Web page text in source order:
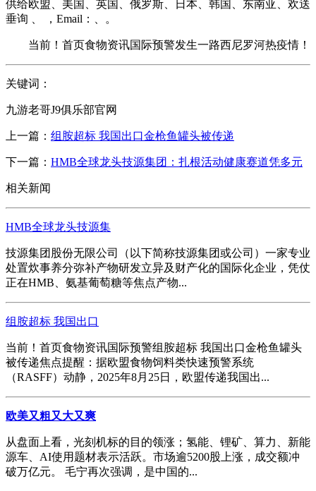
供给欧盟、美国、英国、俄罗斯、日本、韩国、东南亚、欢送
垂询 、 ，Email：、。
当前！首页食物资讯国际预警发生一路西尼罗河热疫情！
关键词：
九游老哥J9俱乐部官网
上一篇： 组胺超标 我国出口金枪鱼罐头被传递
下一篇： HMB全球龙头技源集团：扎根活动健康赛道凭多元
相关新闻
HMB全球龙头技源集
技源集团股份无限公司（以下简称技源集团或公司）一家专业
处置炊事养分弥补产物研发立异及财产化的国际化企业，凭仗
正在HMB、氨基葡萄糖等焦点产物...
组胺超标 我国出口
当前！首页食物资讯国际预警组胺超标 我国出口金枪鱼罐头
被传递焦点提醒：据欧盟食物饲料类快速预警系统
（RASFF）动静，2025年8月25日，欧盟传递我国出...
欧美又粗又大又爽
从盘面上看，光刻机标的目的领涨；氢能、锂矿、算力、新能
源车、AI使用题材表示活跃。市场逾5200股上涨，成交额冲
破万亿元。 毛宁再次强调，是中国的...